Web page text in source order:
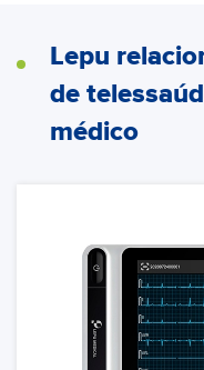
Lepu
de
médico